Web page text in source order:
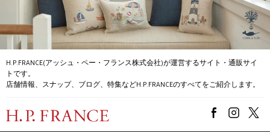
H.P.FRANCE(アッシュ・ペー・フランス株式会社)が運営するサイト・通販サイ
トです。
店舗情報、スナップ、ブログ、特集などH.P.FRANCEのすべてをご紹介します。